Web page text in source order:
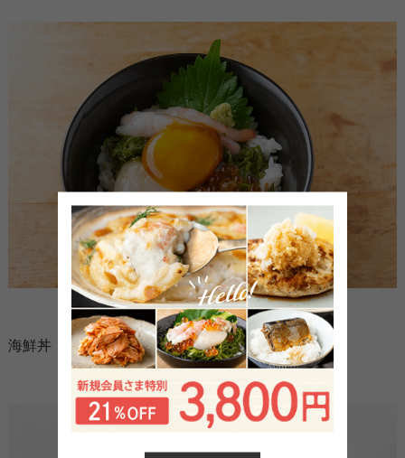
海鮮丼（甘海老）に 醤油漬けの卵黄をのせました。